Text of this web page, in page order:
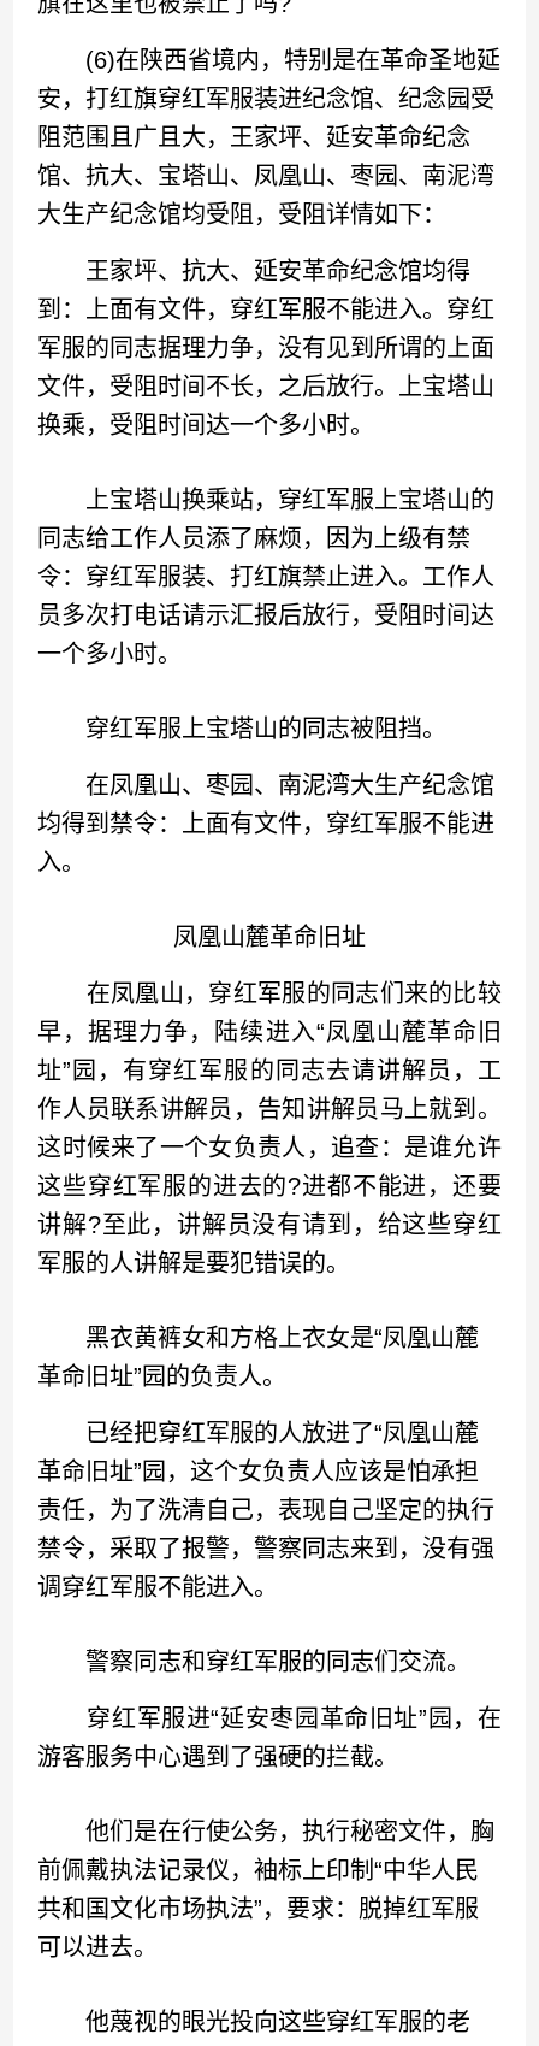
(6)在陕西省境内，特别是在革命圣地延
安，打红旗穿红军服装进纪念馆、纪念园受
阻范围且广且大，王家坪、延安革命纪念
馆、抗大、宝塔山、凤凰山、枣园、南泥湾
大生产纪念馆均受阻，受阻详情如下：
王家坪、抗大、延安革命纪念馆均得
到：上面有文件，穿红军服不能进入。穿红
军服的同志据理力争，没有见到所谓的上面
文件，受阻时间不长，之后放行。上宝塔山
换乘，受阻时间达一个多小时。
上宝塔山换乘站，穿红军服上宝塔山的
同志给工作人员添了麻烦，因为上级有禁
令：穿红军服装、打红旗禁止进入。工作人
员多次打电话请示汇报后放行，受阻时间达
一个多小时。
穿红军服上宝塔山的同志被阻挡。
在凤凰山、枣园、南泥湾大生产纪念馆
均得到禁令：上面有文件，穿红军服不能进
入。
凤凰山麓革命旧址
在凤凰山，穿红军服的同志们来的比较
早，据理力争，陆续进入“凤凰山麓革命旧
址”园，有穿红军服的同志去请讲解员，工
作人员联系讲解员，告知讲解员马上就到。
这时候来了一个女负责人，追查：是谁允许
这些穿红军服的进去的?进都不能进，还要
讲解?至此，讲解员没有请到，给这些穿红
军服的人讲解是要犯错误的。
黑衣黄裤女和方格上衣女是“凤凰山麓
革命旧址”园的负责人。
已经把穿红军服的人放进了“凤凰山麓
革命旧址”园，这个女负责人应该是怕承担
责任，为了洗清自己，表现自己坚定的执行
禁令，采取了报警，警察同志来到，没有强
调穿红军服不能进入。
警察同志和穿红军服的同志们交流。
穿红军服进“延安枣园革命旧址”园，在
游客服务中心遇到了强硬的拦截。
他们是在行使公务，执行秘密文件，胸
前佩戴执法记录仪，袖标上印制“中华人民
共和国文化市场执法”，要求：脱掉红军服
可以进去。
他蔑视的眼光投向这些穿红军服的老